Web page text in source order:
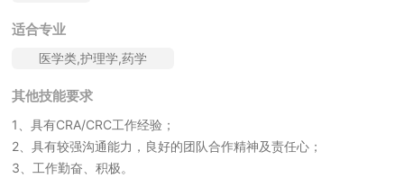
适合专业
医学类,护理学,药学
其他技能要求
1、具有CRA/CRC工作经验；
2、具有较强沟通能力，良好的团队合作精神及责任心；
3、工作勤奋、积极。